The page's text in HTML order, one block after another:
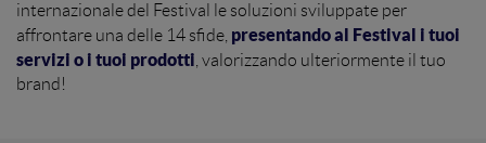
internazionale del Festival le soluzioni sviluppate per
affrontare una delle 14 sfide, presentando al Festival i tuoi
servizi o i tuoi prodotti , valorizzando ulteriormente il tuo
brand!